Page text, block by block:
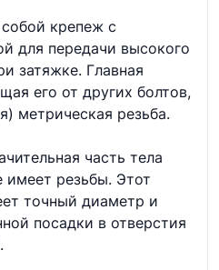
крепеж с
для передачи высокого
затяжке. Главная
его от других болтов,
метрическая резьба.
часть тела
имеет резьбы. Этот
точный диаметр и
посадки в отверстия